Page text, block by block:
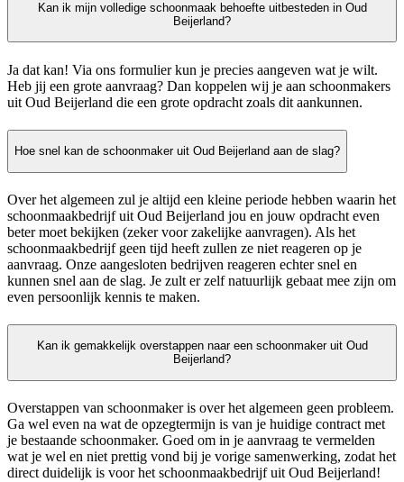
Kan ik mijn volledige schoonmaak behoefte uitbesteden in Oud
Beijerland?
Ja dat kan! Via ons formulier kun je precies aangeven wat je wilt.
Heb jij een grote aanvraag? Dan koppelen wij je aan schoonmakers
uit Oud Beijerland die een grote opdracht zoals dit aankunnen.
Hoe snel kan de schoonmaker uit Oud Beijerland aan de slag?
Over het algemeen zul je altijd een kleine periode hebben waarin het
schoonmaakbedrijf uit Oud Beijerland jou en jouw opdracht even
beter moet bekijken (zeker voor zakelijke aanvragen). Als het
schoonmaakbedrijf geen tijd heeft zullen ze niet reageren op je
aanvraag. Onze aangesloten bedrijven reageren echter snel en
kunnen snel aan de slag. Je zult er zelf natuurlijk gebaat mee zijn om
even persoonlijk kennis te maken.
Kan ik gemakkelijk overstappen naar een schoonmaker uit Oud
Beijerland?
Overstappen van schoonmaker is over het algemeen geen probleem.
Ga wel even na wat de opzegtermijn is van je huidige contract met
je bestaande schoonmaker. Goed om in je aanvraag te vermelden
wat je wel en niet prettig vond bij je vorige samenwerking, zodat het
direct duidelijk is voor het schoonmaakbedrijf uit Oud Beijerland!